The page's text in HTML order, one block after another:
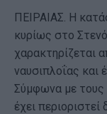
ΠΕΙΡΑΙΑΣ. Η
κυρίως στο
χαρακτηρίζεται
ναυσιπλοΐας και
Σύμφωνα με τους
έχει